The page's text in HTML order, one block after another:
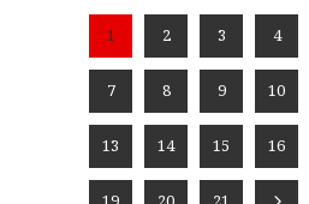
1 2 3 4
7 8 9 10
13 14 15 16